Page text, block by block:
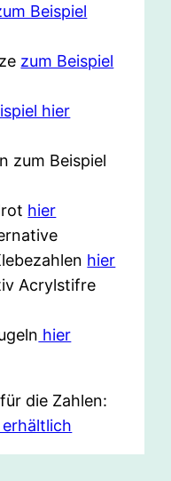
Beispiel
zum Beispiel
hier
zum Beispiel
hier
hier
Acrylstifre
hier
die Zahlen:
erhältlich